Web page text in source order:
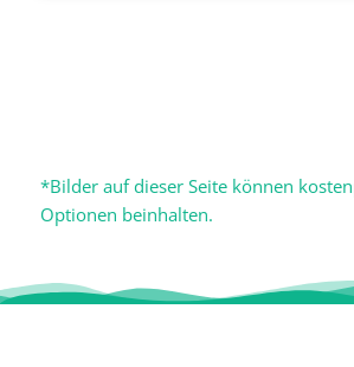
*Bilder auf dieser Seite können
Optionen beinhalten.